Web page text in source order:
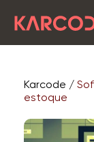
Karcode /
estoque